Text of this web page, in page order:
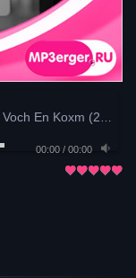
00:00 / 00:00